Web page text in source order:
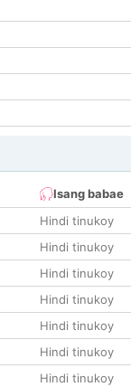
Isang babae
Hindi tinukoy
Hindi tinukoy
Hindi tinukoy
Hindi tinukoy
Hindi tinukoy
Hindi tinukoy
Hindi tinukoy